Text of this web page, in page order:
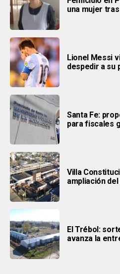
una mujer
Lionel Messi
despedir a su
Santa Fe:
para fiscales
Villa
ampliación
El Trébol:
avanza la